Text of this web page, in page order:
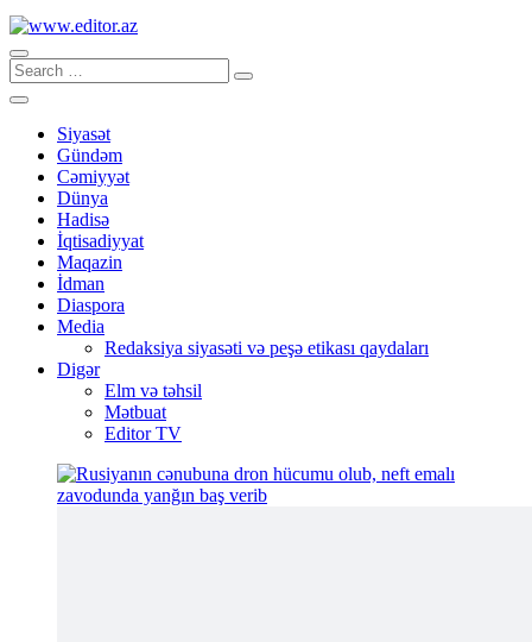
Siyasət
Gündəm
Cəmiyyət
Dünya
Hadisə
İqtisadiyyat
Maqazin
İdman
Diaspora
Media
Redaksiya siyasəti və peşə etikası qaydaları
Digər
Elm və təhsil
Mətbuat
Editor TV